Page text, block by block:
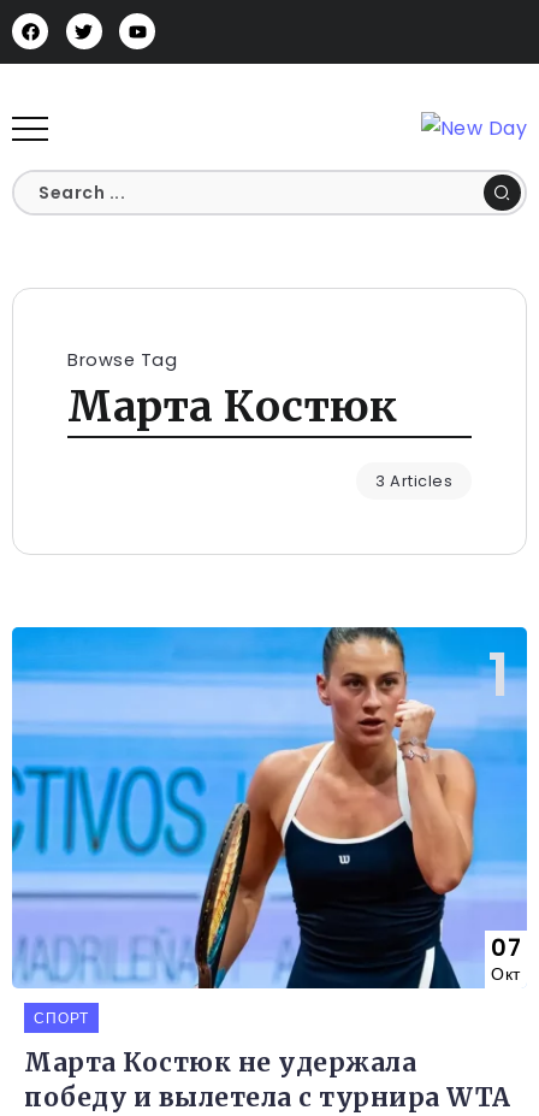
Browse Tag
Марта Костюк
3 Articles
07
Окт
СПОРТ
Марта Костюк не удержала
победу и вылетела с турнира WTA